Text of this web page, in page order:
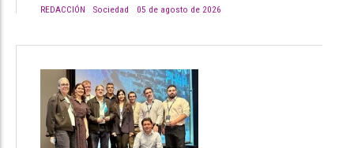
REDACCIÓN Sociedad 05 de agosto de 2026